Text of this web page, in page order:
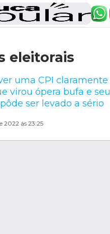
eleitorais
uma CPI claramente
virou ópera bufa e seu
ser levado a sério
2022 ás 23:25